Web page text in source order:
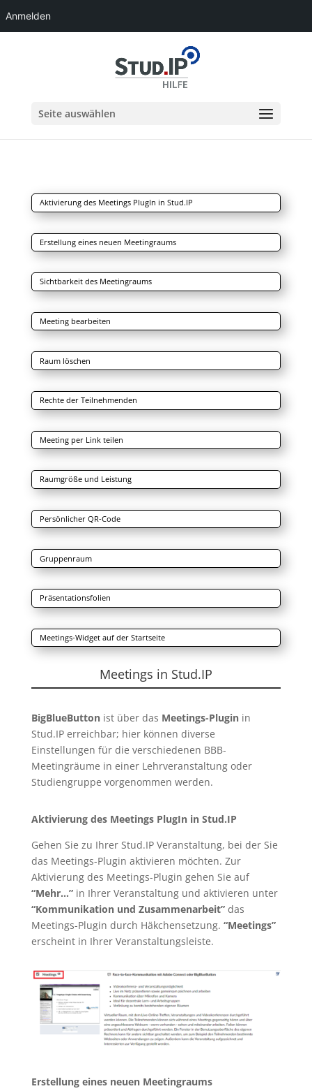
Anmelden
Seite auswählen
Aktivierung des Meetings PlugIn in Stud.IP
Erstellung eines neuen Meetingraums
Sichtbarkeit des Meetingraums
Meeting bearbeiten
Raum löschen
Rechte der Teilnehmenden
Meeting per Link teilen
Raumgröße und Leistung
Persönlicher QR-Code
Gruppenraum
Präsentationsfolien
Meetings-Widget auf der Startseite
Meetings in Stud.IP
BigBlueButton ist über das Meetings-Pluginin
Stud.IP erreichbar; hier können diverse
Einstellungen für die verschiedenen BBB-
Meetingräume in einer Lehrveranstaltung oder
Studiengruppe vorgenommen werden.
Aktivierung des Meetings PlugIn in Stud.IP
Gehen Sie zu Ihrer Stud.IP Veranstaltung, bei der Sie
das Meetings-Plugin aktivieren möchten. Zur
Aktivierung des Meetings-Plugin gehen Sie auf
“Mehr…”in Ihrer Veranstaltung und aktivieren unter
“Kommunikation und Zusammenarbeit”das
Meetings-Plugin durch Häkchensetzung. “Meetings”
erscheint in Ihrer Veranstaltungsleiste.
Erstellung eines neuen Meetingraums